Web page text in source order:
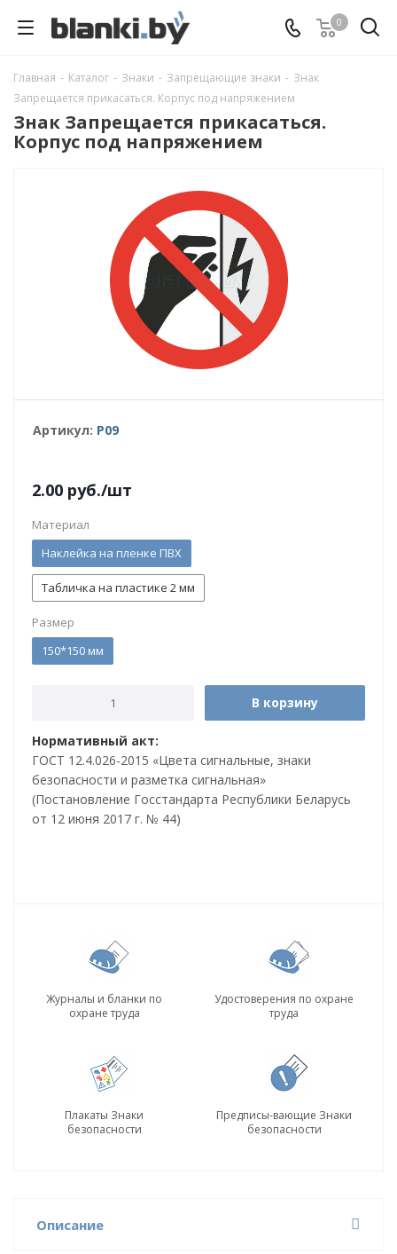
0
Главная - Каталог - Знаки - Запрещающие знаки - Знак
Запрещается прикасаться. Корпус под напряжением
Знак Запрещается прикасаться.
Корпус под напряжением
Артикул: P09
2.00 руб./шт
Материал
Наклейка на пленке ПВХ
Табличка на пластике 2 мм
Размер
150*150 мм
В корзину
Нормативный акт:
ГОСТ 12.4.026-2015 «Цвета сигнальные, знаки
безопасности и разметка сигнальная»
(Постановление Госстандарта Республики Беларусь
от 12 июня 2017 г. № 44)
Журналы и бланки по
охране труда
Удостоверения по охране
труда
Плакаты Знаки
безопасности
Предписы-вающие Знаки
безопасности
Описание